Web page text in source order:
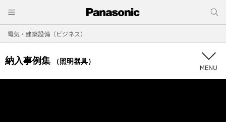
電気・建築設備（ビジネス）
納入事例集 （照明器具）